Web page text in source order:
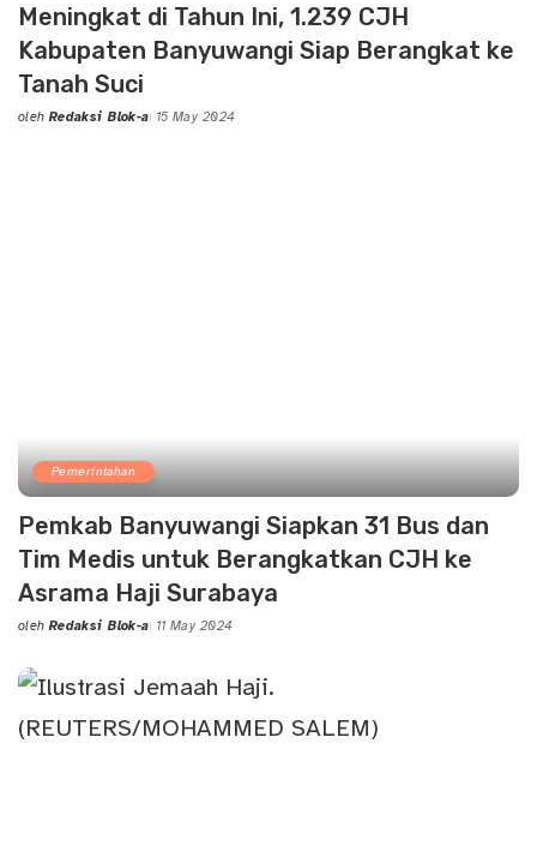
Meningkat di Tahun Ini, 1.239 CJH
Kabupaten Banyuwangi Siap Berangkat ke
Tanah Suci
Posted
oleh Redaksi Blok-a 15 May 2024
Pemerintahan
Pemkab Banyuwangi Siapkan 31 Bus dan
Tim Medis untuk Berangkatkan CJH ke
Asrama Haji Surabaya
Posted
oleh Redaksi Blok-a 11 May 2024